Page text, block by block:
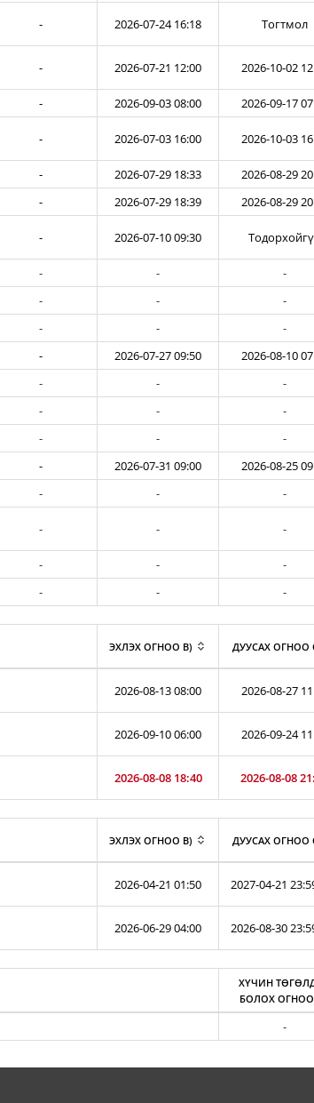
- 2026-07-24 16:18 Тогтмол
- 2026-07-21 12:00 2026-10-02
- 2026-09-03 08:00 2026-09-17
- 2026-07-03 16:00 2026-10-03
- 2026-07-29 18:33
2026-08-29
- 2026-07-29 18:39 2026-08-29
- 2026-07-10 09:30
- -
-
- -
-
- -
-
- 2026-07-27 09:50
2026-08-10
- -
-
- -
-
- -
-
- 2026-07-31 09:00
2026-08-25
- - -
- - -
- -
-
- -
-
ЭХЛЭХ ОГНОО B) ДУУСАХ ОГНОО
2026-08-13 08:00 2026-08-27
2026-09-10 06:00 2026-09-24
2026-08-08 18:40
2026-08-08
ЭХЛЭХ ОГНОО B) ДУУСАХ ОГНОО
2026-04-21 01:50 2027-04-21
2026-06-29 04:00
2026-08-30
ХҮЧИН
БОЛОХ ОГНОО
-